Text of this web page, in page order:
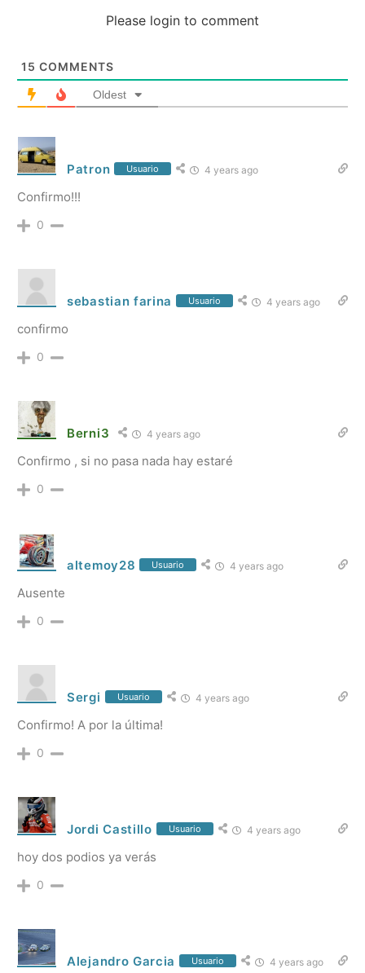
Please login to comment
15 COMMENTS
Oldest
Patron Usuario 4 years ago
Confirmo!!!
0
sebastian farina Usuario 4 years ago
confirmo
0
Berni3 4 years ago
Confirmo , si no pasa nada hay estaré
0
altemoy28 Usuario 4 years ago
Ausente
0
Sergi Usuario 4 years ago
Confirmo! A por la última!
0
Jordi Castillo Usuario 4 years ago
hoy dos podios ya verás
0
Alejandro Garcia Usuario 4 years ago